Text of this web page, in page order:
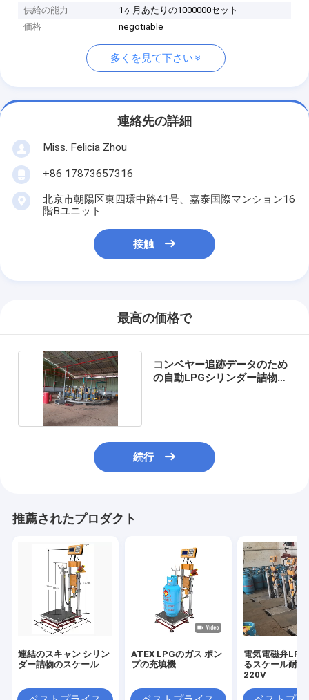
供給の能力
1ヶ月あたりの1000000セット
価格
negotiable
多くを見て下さい
連絡先の詳細
Miss. Felicia Zhou
+86 17873657316
北京市朝陽区東四環中路41号、嘉泰国際マンション16
階Bユニット
接触
最高の価格で
コンベヤー追跡データのため
の自動LPGシリンダー詰物の
続行
推薦されたプロダクト
連結のスキャン シリン
ダー詰物のスケール
ATEX LPGのガス ポン
プの充填機
電気電磁弁
るスケール耐圧
220V